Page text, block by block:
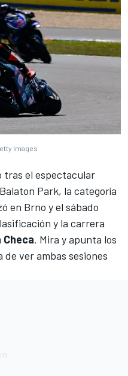
Images
tras el espectacular
Balaton Park, la categoría
en Brno y el sábado
y la carrera
Checa. Mira y apunta los
de ver ambas sesiones